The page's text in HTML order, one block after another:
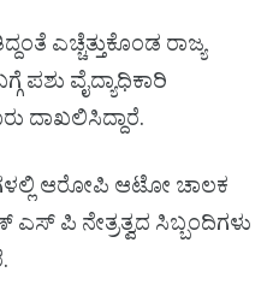
ಎಚ್ಚೆತ್ತುಕೊಂಡ ರಾಜ್ಯ
ಪಶು ವೈದ್ಯಾಧಿಕಾರಿ
ದಾಖಲಿಸಿದ್ದಾರೆ.
ಆರೋಪಿ ಆಟೋ ಚಾಲಕ
ಪಿ ನೇತ್ರತ್ವದ ಸಿಬ್ಬಂದಿಗಳು